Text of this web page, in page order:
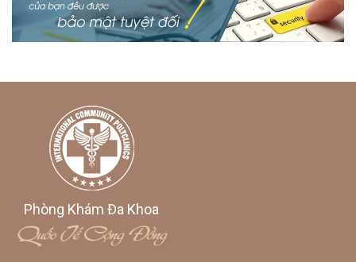
Phòng Khám Đa Khoa
Quốc Tế Cộng Đồng